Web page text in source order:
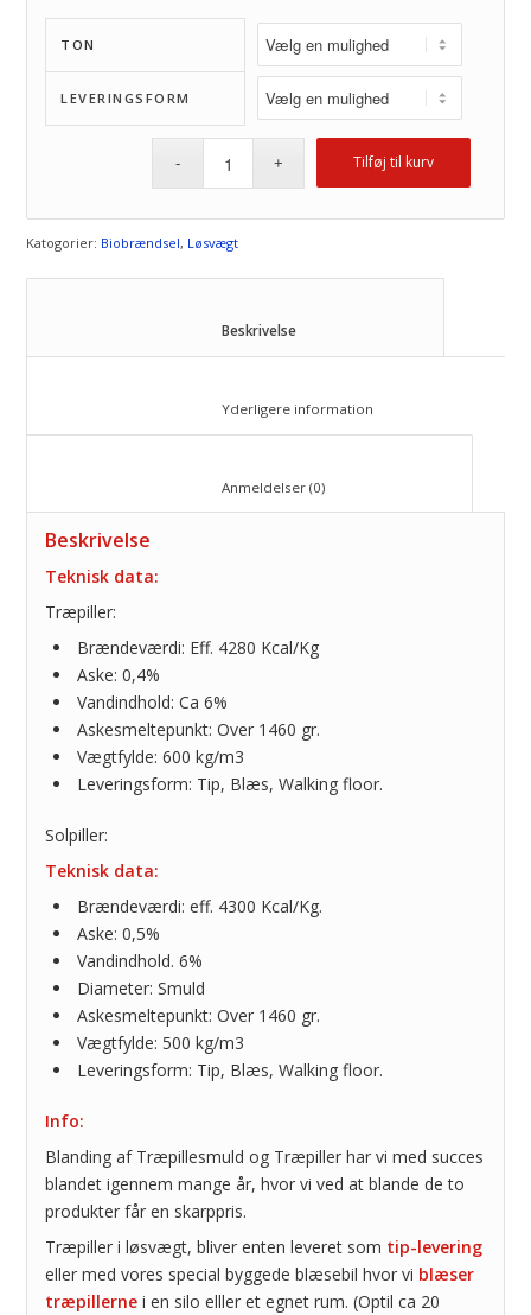
TON
LEVERINGSFORM
Tilføj til kurv
Katogorier: Biobrændsel, Løsvægt
Beskrivelse
Teknisk data:
Træpiller:
Brændeværdi: Eff. 4280 Kcal/Kg
Aske: 0,4%
Vandindhold: Ca 6%
Askesmeltepunkt: Over 1460 gr.
Vægtfylde: 600 kg/m3
Leveringsform: Tip, Blæs, Walking floor.
Solpiller:
Teknisk data:
Brændeværdi: eff. 4300 Kcal/Kg.
Aske: 0,5%
Vandindhold. 6%
Diameter: Smuld
Askesmeltepunkt: Over 1460 gr.
Vægtfylde: 500 kg/m3
Leveringsform: Tip, Blæs, Walking floor.
Info:
Blanding af Træpillesmuld og Træpiller har vi med succes
blandet igennem mange år, hvor vi ved at blande de to
produkter får en skarppris.
Træpiller i løsvægt, bliver enten leveret som tip-levering
eller med vores special byggede blæsebil hvor vi blæser
træpillerne i en silo elller et egnet rum. (Optil ca 20